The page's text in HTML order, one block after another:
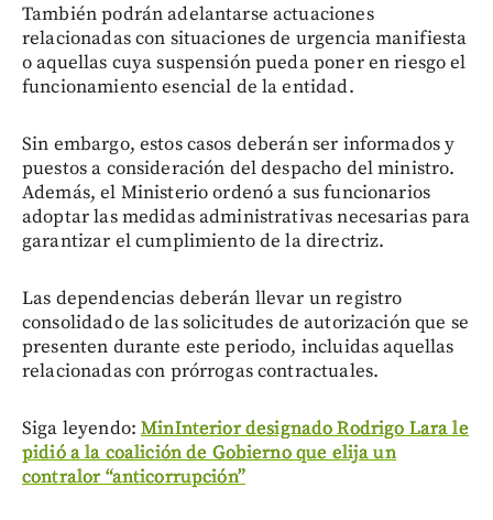
También podrán adelantarse actuaciones
relacionadas con situaciones de urgencia manifiesta
o aquellas cuya suspensión pueda poner en riesgo el
funcionamiento esencial de la entidad.
Sin embargo, estos casos deberán ser informados y
puestos a consideración del despacho del ministro.
Además, el Ministerio ordenó a sus funcionarios
adoptar las medidas administrativas necesarias para
garantizar el cumplimiento de la directriz.
Las dependencias deberán llevar un registro
consolidado de las solicitudes de autorización que se
presenten durante este periodo, incluidas aquellas
relacionadas con prórrogas contractuales.
Siga leyendo:MinInterior designado Rodrigo Lara le
pidió a la coalición de Gobierno que elija un
contralor “anticorrupción”